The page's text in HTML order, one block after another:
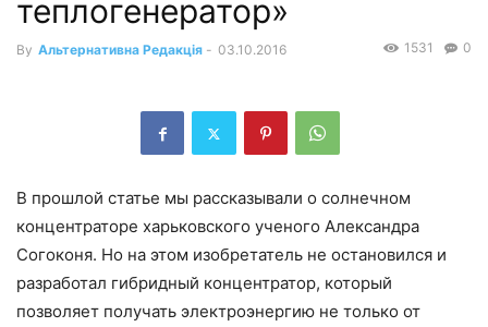
теплогенератор»
By Альтернативна Редакція - 03.10.2016 0
1531
В прошлой статье мы рассказывали о солнечном
концентраторе харьковского ученого Александра
Согоконя. Но на этом изобретатель не остановился и
разработал гибридный концентратор, который
позволяет получать электроэнергию не только от